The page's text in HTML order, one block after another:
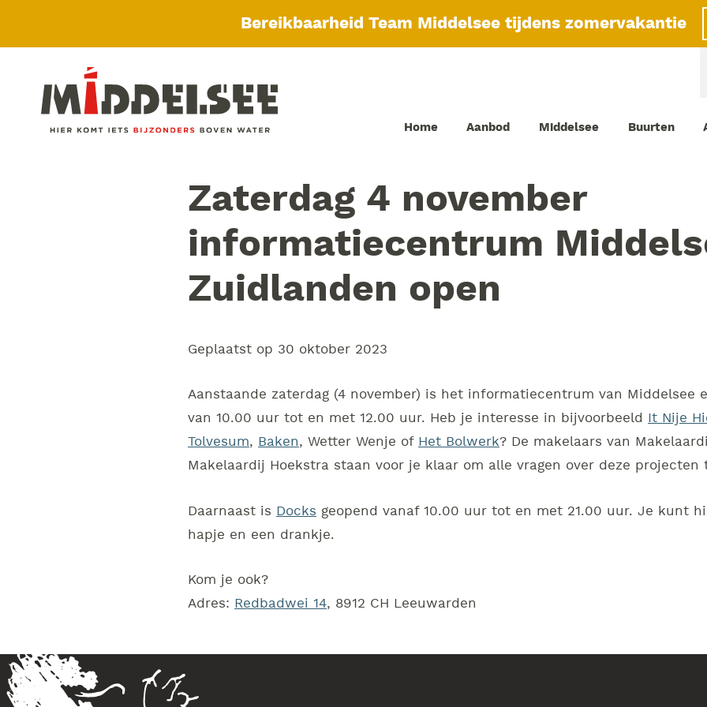
Bereikbaarheid Team Middelsee tijdens zomervakantie
Home Aanbod Middelsee Buurten
Zaterdag 4 november
informatiecentrum
Zuidlanden open
Geplaatst op 30 oktober 2023
Aanstaande zaterdag (4 november) is het informatiecentrum van Middelsee
van 10.00 uur tot en met 12.00 uur. Heb je interesse in bijvoorbeeld It Nije
Tolvesum, Baken, Wetter Wenje of Het Bolwerk? De makelaars van
Makelaardij Hoekstra staan voor je klaar om alle vragen over deze projecten
Daarnaast is Docks geopend vanaf 10.00 uur tot en met 21.00 uur. Je kunt
hapje en een drankje.
Kom je ook?
Adres: Redbadwei 14, 8912 CH Leeuwarden